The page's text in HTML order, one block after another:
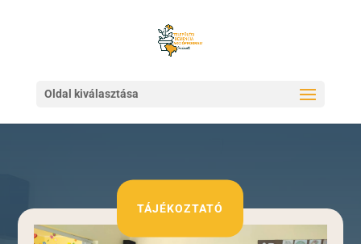
Oldal kiválasztása
TÁJÉKOZTATÓ